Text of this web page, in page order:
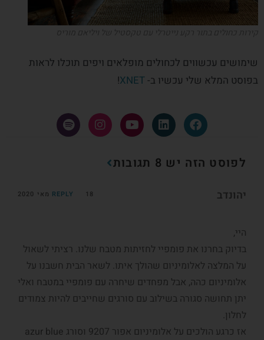
שימושים עכשווים לכחולים מופלאים ויפים תוכלו לראות
בפוסט המלא שלי עכשיו ב- XNET
!
לפוסט הזה יש 8 תגובות
יהונדב REPLY 18 מאי 2020
היי,
בדיוק בחרנו את פומפיי לחזיתות מטבח שלנו. רציתי לשאול
על המלצה לאלומיניום שהולך איתו. לשאר הבית חשבנו על
אלומיניום כהה, אבל מפחדים שיחרה עם פומפיי במטבח ואלי
יתן תחושה סגורה בשילוב עם סורגים שחייבים להיות צמודים
לחלון.
אז כרגע הולכים על אלומיניום אפור 9207 וסורג azur blue